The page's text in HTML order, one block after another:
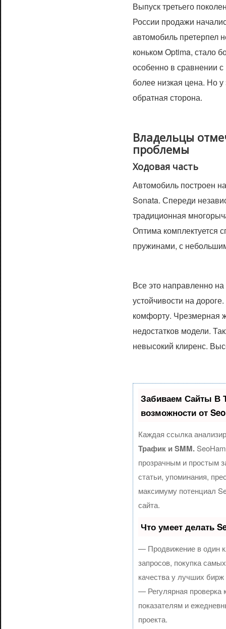
Выпуск третьего
России продажи
автомобиль претерпел
коньком Optima, стало
особенно в сравнении
более низкая цена. Но
обратная сторона.
Владельцы
проблемы
Ходовая часть
Автомобиль построен
Sonata. Спереди
традиционная
Оптима комплектуется
пружинами, с
Все это направленно
устойчивости на
комфорту. Чрезмерная
недостатков модели.
невысокий клиренс.
Забиваем Сайты
возможности от
Каждая ссылка
Трафик и SMM.
прозрачным и простым
статьи, упоминания,
максимуму потенциал
сайта.
Что умеет делать
— Продвижение в один
запросов, покупка
качества у лучших
— Регулярная проверка
показателям и
проекта.